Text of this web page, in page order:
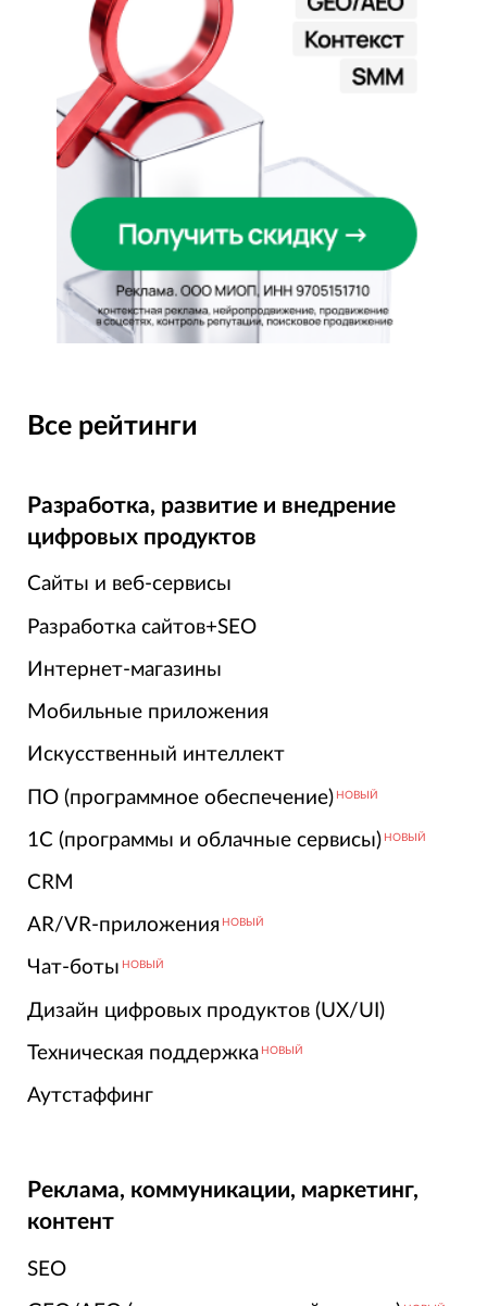
Все рейтинги
Разработка, развитие и внедрение
цифровых продуктов
Сайты и веб-сервисы
Разработка сайтов+SEO
Интернет-магазины
Мобильные приложения
Искусственный интеллект
ПО (программное обеспечение) НОВЫЙ
1С (программы и облачные сервисы) НОВЫЙ
CRM
AR/VR-приложения НОВЫЙ
Чат-боты НОВЫЙ
Дизайн цифровых продуктов (UX/UI)
Техническая поддержка НОВЫЙ
Аутстаффинг
Реклама, коммуникации, маркетинг,
контент
SEO